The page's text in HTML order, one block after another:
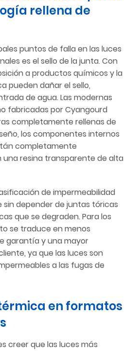
rellena de
puntos de falla en las luces
es el sello de la junta. Con
a productos químicos y la
pueden dañar el sello,
de agua. Las modernas
fabricadas por Cyangourd
completamente rellenas de
los componentes internos
completamente
una resina transparente de alta
de impermeabilidad
sin depender de juntas tóricas
que se degraden. Para los
se traduce en menos
garantía y una mayor
ya que las luces son
a las fugas de
en formatos
creer que las luces más